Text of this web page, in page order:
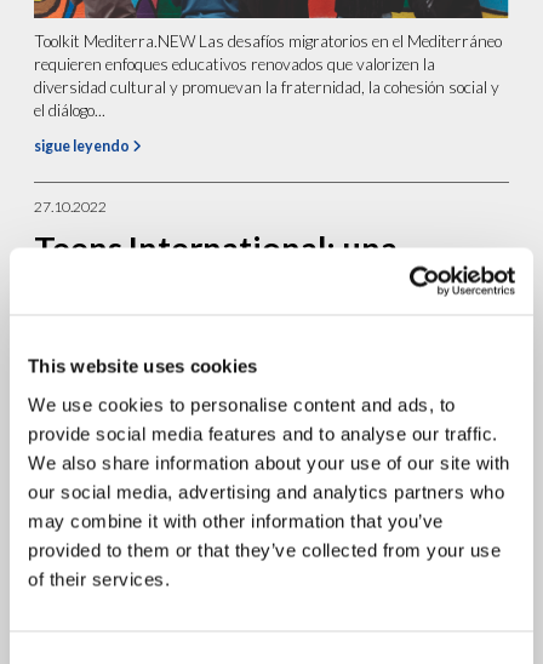
This website uses cookies
We use cookies to personalise content and ads, to
provide social media features and to analyse our traffic.
We also share information about your use of our site with
our social media, advertising and analytics partners who
may combine it with other information that you’ve
provided to them or that they’ve collected from your use
of their services.
Toolkit Mediterra.NEW Las desafíos migratorios en el Mediterráneo
requieren enfoques educativos renovados que valorizen la
diversidad cultural y promuevan la fraternidad, la cohesión social y
el diálogo...
sigue leyendo
27.10.2022
Teens International: una